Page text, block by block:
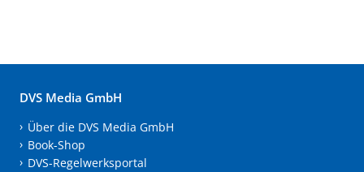
DVS Media GmbH
Über die DVS Media GmbH
Book-Shop
DVS-Regelwerksportal